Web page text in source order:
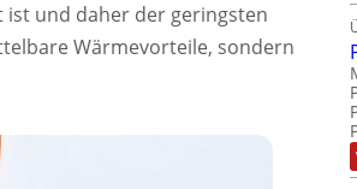
und daher der geringsten
Wärmevorteile, sondern